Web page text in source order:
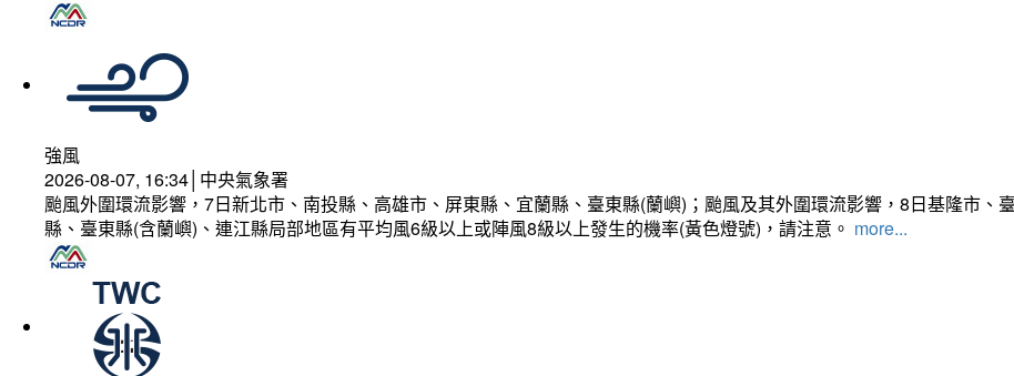
強風
2026-08-07, 16:34│中央氣象署
颱風外圍環流影響，7日新北市、南投縣、高雄市、屏東縣、宜蘭縣、臺東縣(蘭嶼)；颱風及其外圍環流影響，8日基隆市
縣、臺東縣(含蘭嶼)、連江縣局部地區有平均風6級以上或陣風8級以上發生的機率(黃色燈號)，請注意。 more...